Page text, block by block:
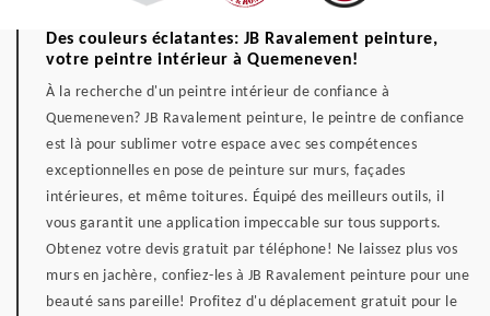
Des couleurs éclatantes: JB Ravalement peinture,
votre peintre intérieur à Quemeneven!
À la recherche d'un peintre intérieur de confiance à
Quemeneven? JB Ravalement peinture, le peintre de confiance
est là pour sublimer votre espace avec ses compétences
exceptionnelles en pose de peinture sur murs, façades
intérieures, et même toitures. Équipé des meilleurs outils, il
vous garantit une application impeccable sur tous supports.
Obtenez votre devis gratuit par téléphone! Ne laissez plus vos
murs en jachère, confiez-les à JB Ravalement peinture pour une
beauté sans pareille! Profitez d'u déplacement gratuit pour le